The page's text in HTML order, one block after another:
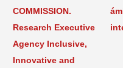
COMMISSION.
Research Executive
Agency Inclusive,
Innovative and